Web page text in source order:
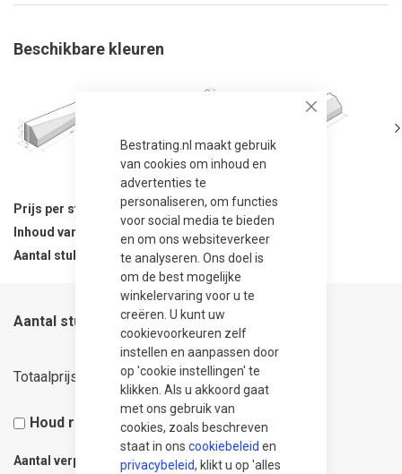
Close
Bestrating.nl maakt gebruik
van cookies om inhoud en
advertenties te
personaliseren, om functies
voor social media te bieden
en om ons websiteverkeer
te analyseren. Ons doel is
om de best mogelijke
winkelervaring voor u te
creëren. U kunt uw
cookievoorkeuren zelf
instellen en aanpassen door
op 'cookie instellingen' te
klikken. Als u akkoord gaat
met ons gebruik van
cookies, zoals beschreven
staat in ons cookiebeleid en
privacybeleid, klikt u op 'alles
Beschikbare kleuren
Prijs per stuk
37,50
Inhoud van verpakking
Aantal stuks per verpakking
1
Aantal stuks
Totaalprijs 37,50
Houd rekening met 5% snijverlies
Aantal verpakkingen 1